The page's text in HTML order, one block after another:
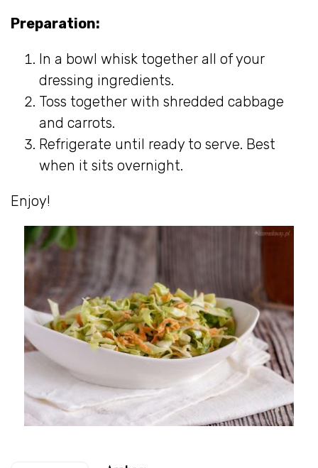
Preparation:
In a bowl whisk together all of your
dressing ingredients.
Toss together with shredded cabbage
and carrots.
Refrigerate until ready to serve. Best
when it sits overnight.
Enjoy!